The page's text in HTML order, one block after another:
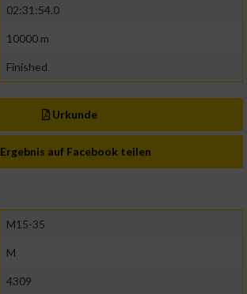
02:31:54.0
10000 m
Finished
Urkunde
Ergebnis auf Facebook teilen
M15-35
M
4309